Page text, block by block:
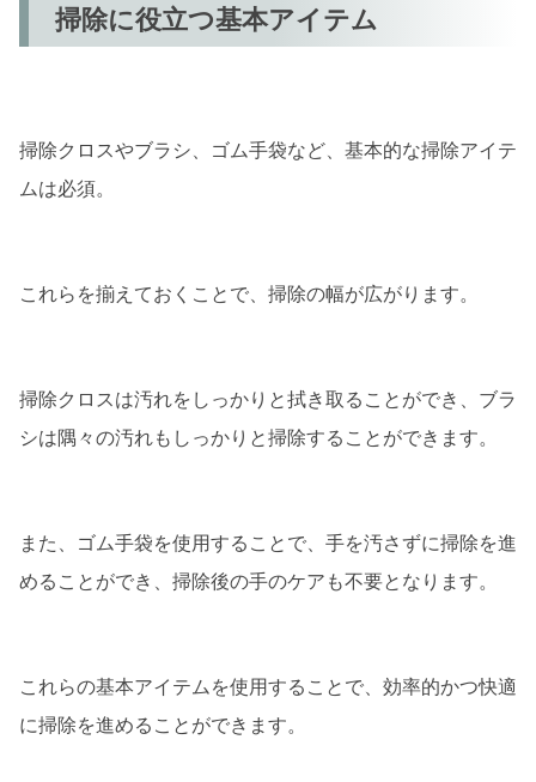
掃除に役立つ基本アイテム
掃除クロスやブラシ、ゴム手袋など、基本的な掃除アイテ
ムは必須。
これらを揃えておくことで、掃除の幅が広がります。
掃除クロスは汚れをしっかりと拭き取ることができ、ブラ
シは隅々の汚れもしっかりと掃除することができます。
また、ゴム手袋を使用することで、手を汚さずに掃除を進
めることができ、掃除後の手のケアも不要となります。
これらの基本アイテムを使用することで、効率的かつ快適
に掃除を進めることができます。